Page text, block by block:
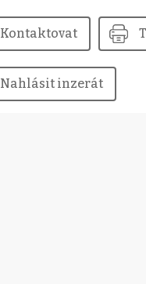
Kontaktovat
Nahlásit inzerát